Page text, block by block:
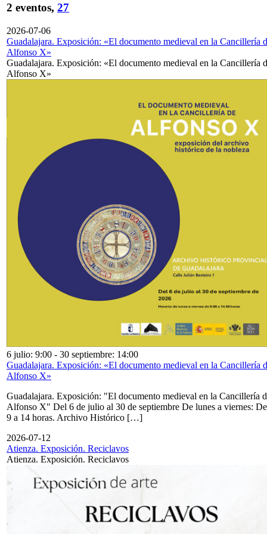
2 eventos, 27
2026-07-06
Guadalajara. Exposición: «El documento medieval en la Cancillería
Alfonso X»
Guadalajara. Exposición: «El documento medieval en la Cancillería
Alfonso X»
6 julio: 9:00 - 30 septiembre: 14:00
Guadalajara. Exposición: «El documento medieval en la Cancillería
Alfonso X»
Guadalajara. Exposición: "El documento medieval en la Cancillería
Alfonso X" Del 6 de julio al 30 de septiembre De lunes a viernes: De
9 a 14 horas. Archivo Histórico […]
2026-07-12
Atienza. Exposición. Reciclavos
Atienza. Exposición. Reciclavos